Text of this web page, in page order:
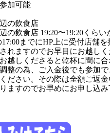
加可能
の飲食店
の飲食店 19:20〜19:20くら
までにHP上に受付店舗
れますのでお早目にお越しく
越しくださると乾杯に間に
整の為、ご入金後でも参加で
ださい。その際は全額ご返金
ますのでお早めにお申し込み